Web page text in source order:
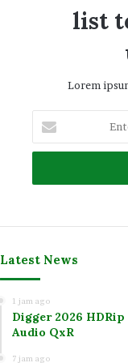
list
Lorem
your
Email
Latest News
1 jam ago
Digger 2026 HDRip
Audio QxR
7 jam ago